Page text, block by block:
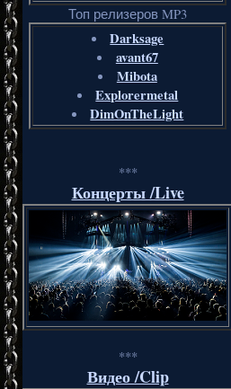
Топ релизеров MP3
Darksage
avant67
Mibota
Explorermetal
DimOnTheLight
***
Концерты /Live
***
Видео /Clip